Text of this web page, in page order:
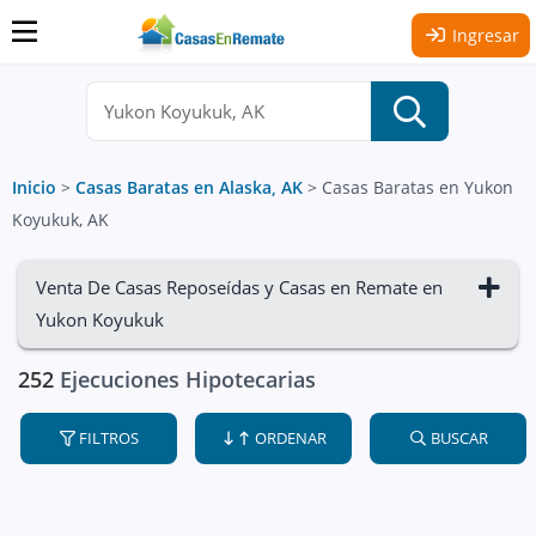
Ingresar
Inicio > Casas Baratas en Alaska, AK > Casas Baratas en Yukon
Koyukuk, AK
Venta De Casas Reposeídas y Casas en Remate en
Yukon Koyukuk
252 Ejecuciones Hipotecarias
FILTROS ORDENAR BUSCAR